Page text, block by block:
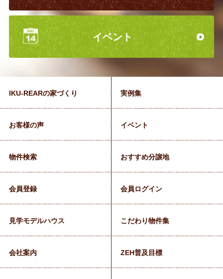
イベント
IKU-REARの家づくり 実例集
お客様の声 イベント
物件検索 おすすめ分譲地
会員登録 会員ログイン
見学モデルハウス こだわり物件集
会社案内 ZEH普及目標